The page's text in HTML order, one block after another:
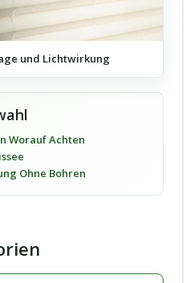
und Lichtwirkung
Worauf Achten
Ohne Bohren